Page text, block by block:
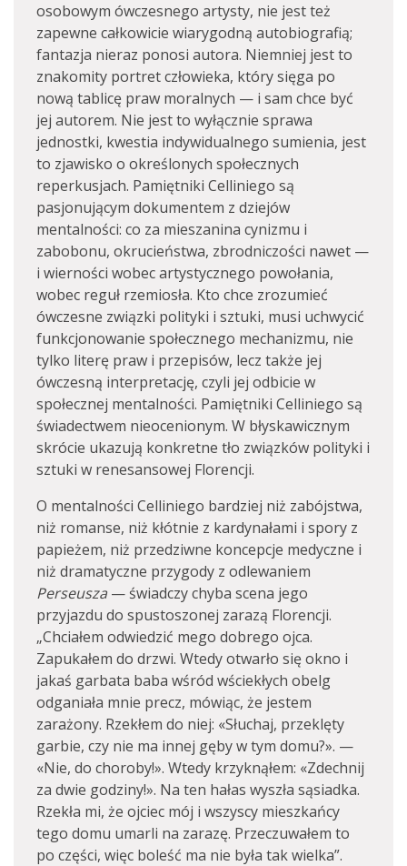
osobowym ówczesnego artysty, nie jest też
zapewne całkowicie wiarygodną autobiografią;
fantazja nieraz ponosi autora. Niemniej jest to
znakomity portret człowieka, który sięga po
nową tablicę praw moralnych — i sam chce być
jej autorem. Nie jest to wyłącznie sprawa
jednostki, kwestia indywidualnego sumienia, jest
to zjawisko o określonych społecznych
reperkusjach. Pamiętniki Celliniego są
pasjonującym dokumentem z dziejów
mentalności: co za mieszanina cynizmu i
zabobonu, okrucieństwa, zbrodniczości nawet —
i wierności wobec artystycznego powołania,
wobec reguł rzemiosła. Kto chce zrozumieć
ówczesne związki polityki i sztuki, musi uchwycić
funkcjonowanie społecznego mechanizmu, nie
tylko literę praw i przepisów, lecz także jej
ówczesną interpretację, czyli jej odbicie w
społecznej mentalności. Pamiętniki Celliniego są
świadectwem nieocenionym. W błyskawicznym
skrócie ukazują konkretne tło związków polityki i
sztuki w renesansowej Florencji.
O mentalności Celliniego bardziej niż zabójstwa,
niż romanse, niż kłótnie z kardynałami i spory z
papieżem, niż przedziwne koncepcje medyczne i
niż dramatyczne przygody z odlewaniem
Perseusza — świadczy chyba scena jego
przyjazdu do spustoszonej zarazą Florencji.
„Chciałem odwiedzić mego dobrego ojca.
Zapukałem do drzwi. Wtedy otwarło się okno i
jakaś garbata baba wśród wściekłych obelg
odganiała mnie precz, mówiąc, że jestem
zarażony. Rzekłem do niej: «Słuchaj, przeklęty
garbie, czy nie ma innej gęby w tym domu?». —
«Nie, do choroby!». Wtedy krzyknąłem: «Zdechnij
za dwie godziny!». Na ten hałas wyszła sąsiadka.
Rzekła mi, że ojciec mój i wszyscy mieszkańcy
tego domu umarli na zarazę. Przeczuwałem to
po części, więc boleść ma nie była tak wielka”.